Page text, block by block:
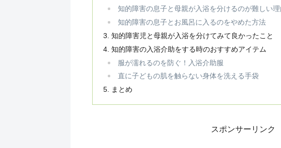
知的障害の息子と母親が入浴を分けるのが難しい理
知的障害の息子とお風呂に入るのをやめた方法
知的障害児と母親が入浴を分けてみて良かったこと
知的障害の入浴介助をする時のおすすめアイテム
服が濡れるのを防ぐ！入浴介助服
直に子どもの肌を触らない身体を洗える手袋
まとめ
スポンサーリンク